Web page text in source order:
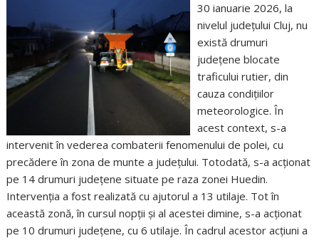
30 ianuarie 2026, la
nivelul județului Cluj, nu
există drumuri
județene blocate
traficului rutier, din
cauza condițiilor
meteorologice. În
acest context, s-a
intervenit în vederea combaterii fenomenului de polei, cu
precădere în zona de munte a județului. Totodată, s-a acționat
pe 14 drumuri județene situate pe raza zonei Huedin.
Intervenția a fost realizată cu ajutorul a 13 utilaje. Tot în
această zonă, în cursul nopții și al acestei dimine, s-a acționat
pe 10 drumuri județene, cu 6 utilaje. În cadrul acestor acțiuni a